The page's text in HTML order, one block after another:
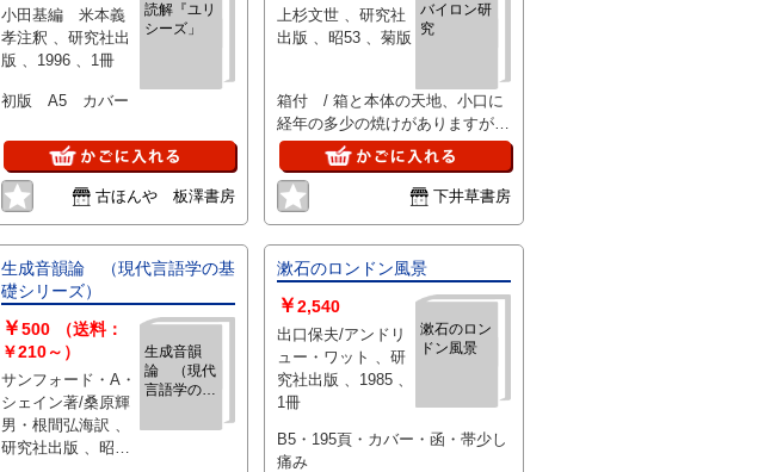
読解『ユリ
シーズ」
小田基編 米本義
孝注釈 、研究社出
版 、1996 、1冊
初版 A5 カバー
古ほんや 板澤書房
バイロン研
究
上杉文世 、研究社
出版 、昭53 、菊版
箱付 / 箱と本体の天地、小口に
経年の多少の焼けがありますが、
他は書き込みなどなく特に問題は
ありません。
下井草書房
生成音韻論 （現代言語学の基
礎シリーズ）
生成音韻
論 （現代
言語学の基
ズ）
￥500
（送料：
￥210～）
サンフォード・A・
シェイン著/桑原輝
男・根間弘海訳 、
研究社出版 、昭和
漱石のロンドン風景
漱石のロン
ドン風景
￥2,540
出口保夫/アンドリ
ュー・ワット 、研
究社出版 、1985 、
1冊
B5・195頁・カバー・函・帯少し
痛み